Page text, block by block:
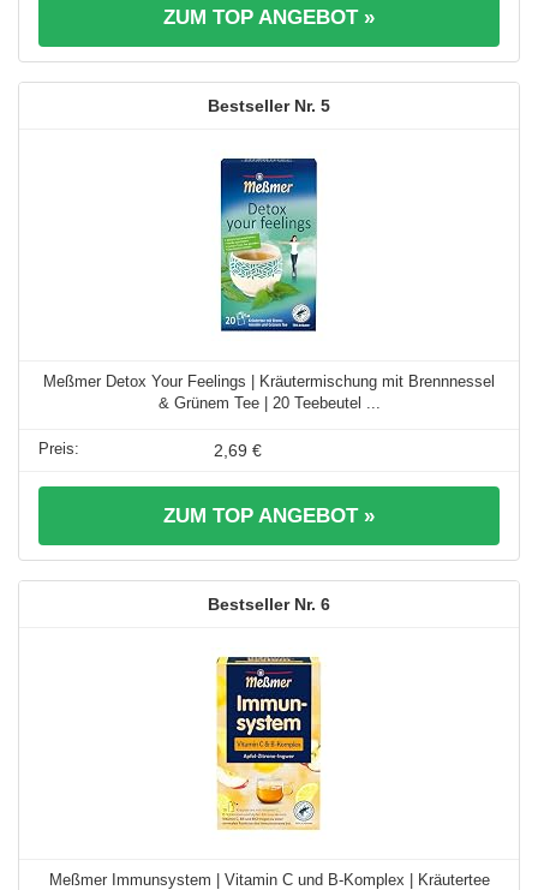
ZUM TOP ANGEBOT »
5
Meßmer Detox Your Feelings | Kräutermischung mit Brennnessel
& Grünem Tee | 20 Teebeutel ...
2,69 €
ZUM TOP ANGEBOT »
6
Meßmer Immunsystem | Vitamin C und B-Komplex | Kräutertee